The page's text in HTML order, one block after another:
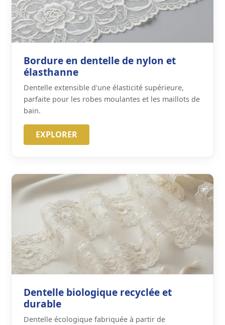
Bordure en dentelle de nylon et
élasthanne
Dentelle extensible d'une élasticité supérieure,
parfaite pour les robes moulantes et les maillots de
bain.
EXPLORER
Dentelle biologique recyclée et
durable
Dentelle écologique fabriquée à partir de